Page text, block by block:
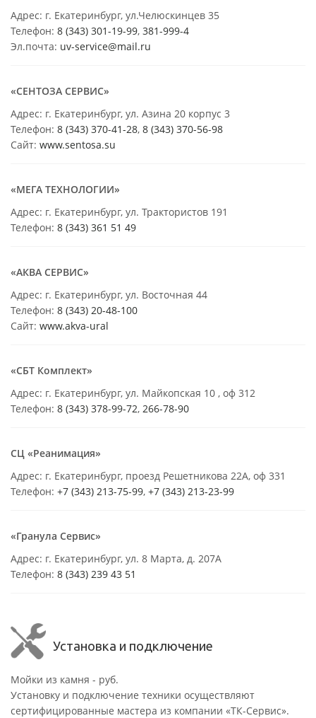
Адрес: г. Екатеринбург, ул.Челюскинцев 35
Телефон: 8 (343) 301-19-99, 381-999-4
Эл.почта: uv-service@mail.ru
«СЕНТОЗА СЕРВИС»
Адрес: г. Екатеринбург, ул. Азина 20 корпус 3
Телефон: 8 (343) 370-41-28, 8 (343) 370-56-98
Сайт: www.sentosa.su
«МЕГА ТЕХНОЛОГИИ»
Адрес: г. Екатеринбург, ул. Трактористов 191
Телефон: 8 (343) 361 51 49
«АКВА СЕРВИС»
Адрес: г. Екатеринбург, ул. Восточная 44
Телефон: 8 (343) 20-48-100
Сайт: www.akva-ural
«СБТ Комплект»
Адрес: г. Екатеринбург, ул. Майкопская 10 , оф 312
Телефон: 8 (343) 378-99-72, 266-78-90
СЦ «Реанимация»
Адрес: г. Екатеринбург, проезд Решетникова 22А, оф 331
Телефон: +7 (343) 213-75-99, +7 (343) 213-23-99
«Гранула Сервис»
Адрес: г. Екатеринбург, ул. 8 Марта, д. 207А
Телефон: 8 (343) 239 43 51
Установка и подключение
Мойки из камня - руб.
Установку и подключение техники осуществляют
сертифицированные мастера из компании «ТК-Сервис».